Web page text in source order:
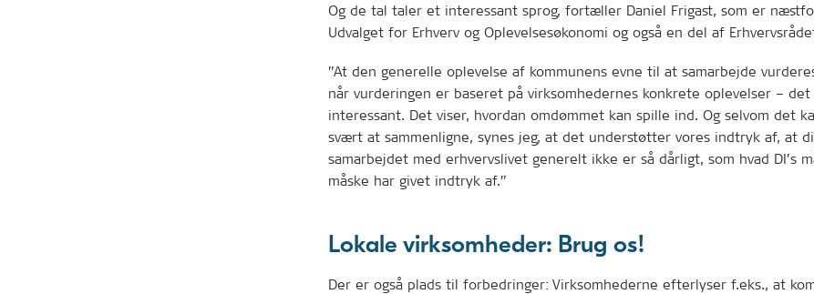
Og de tal taler et interessant sprog, fortæller Daniel Frigast, som er
Udvalget for Erhverv og Oplevelsesøkonomi og også en del af
”At den generelle oplevelse af kommunens evne til at samarbejde
når vurderingen er baseret på virksomhedernes konkrete oplevelser –
interessant. Det viser, hvordan omdømmet kan spille ind. Og selvom det
svært at sammenligne, synes jeg, at det understøtter vores indtryk af, at
samarbejdet med erhvervslivet generelt ikke er så dårligt, som hvad DI’s
måske har givet indtryk af.”
Lokale virksomheder: Brug os!
Der er også plads til forbedringer: Virksomhederne efterlyser f.eks., at